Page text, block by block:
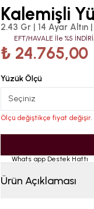
Kalemişli
2.43 Gr | 14 Ayar Altın |
EFT/HAVALE İle %5
₺ 24.765,00
Yüzük Ölçü
Seçiniz
Ölçü değiştikçe fiyat değişir.
Whats app Destek Hattı
Ürün Açıklaması